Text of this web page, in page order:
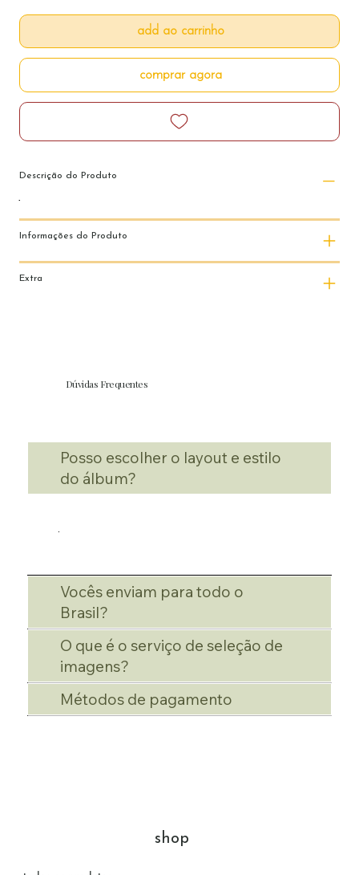
add ao carrinho
comprar agora
Descrição do Produto
Informações do Produto
Extra
Dúvidas Frequentes
Posso escolher o layout e estilo
do álbum?
Vocês enviam para todo o
Brasil?
O que é o serviço de seleção de
imagens?
Métodos de pagamento
shop